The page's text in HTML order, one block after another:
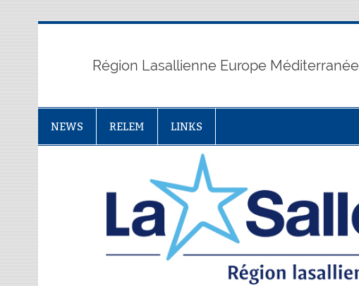
Région Lasallienne Europe Méditerranée
NEWS RELEM LINKS